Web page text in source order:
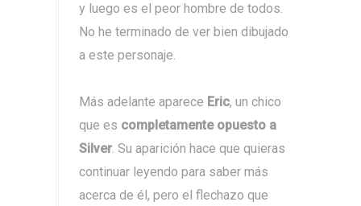
y luego es el peor hombre de todos.
No he terminado de ver bien dibujado
a este personaje.
Más adelante aparece Eric, un chico
que es completamente opuesto a
Silver. Su aparición hace que quieras
continuar leyendo para saber más
acerca de él, pero el flechazo que